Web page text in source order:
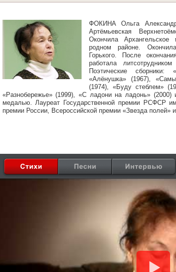
ФОКИНА Ольга
Артёмьевская
Окончила
родном районе.
Горького. После
работала
Поэтические сборники:
«Алёнушка» (1967),
(1974), «Буду стеблем»
«Разнобережье» (1999), «С ладони на ладонь»
медалью. Лауреат Государственной премии РСФСР
премии России, Всероссийской премии «Звезда